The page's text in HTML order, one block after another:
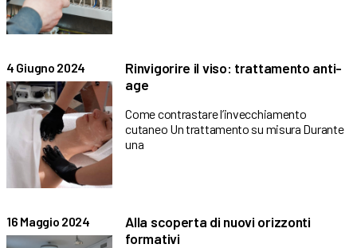
4 Giugno 2024
Rinvigorire il viso: trattamento anti-
age
Come contrastare l’invecchiamento
cutaneo Un trattamento su misura Durante
una
16 Maggio 2024
Alla scoperta di nuovi orizzonti
formativi